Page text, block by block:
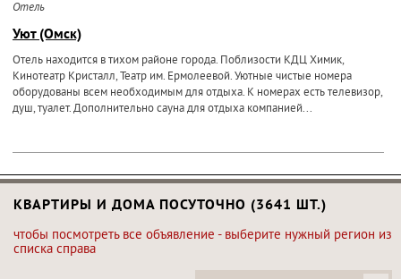
Отель
Уют (Омск)
Отель находится в тихом районе города. Поблизости КДЦ Химик,
Кинотеатр Кристалл, Театр им. Ермолеевой. Уютные чистые номера
оборудованы всем необходимым для отдыха. К номерах есть телевизор,
душ, туалет. Дополнительно сауна для отдыха компанией...
КВАРТИРЫ И ДОМА ПОСУТОЧНО (3641 ШТ.)
чтобы посмотреть все объявление - выберите нужный регион из
списка справа